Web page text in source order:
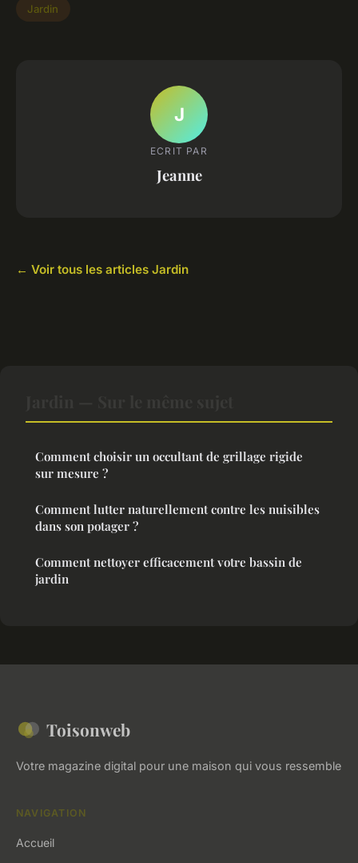
Jardin
J
ECRIT PAR
Jeanne
← Voir tous les articles Jardin
Comment choisir un occultant de grillage rigide
sur mesure ?
Comment lutter naturellement contre les nuisibles
dans son potager ?
Comment nettoyer efficacement votre bassin de
jardin
Toisonweb
Votre magazine digital pour une maison qui vous ressemble
NAVIGATION
Accueil